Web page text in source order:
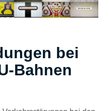
bei
Bahnen